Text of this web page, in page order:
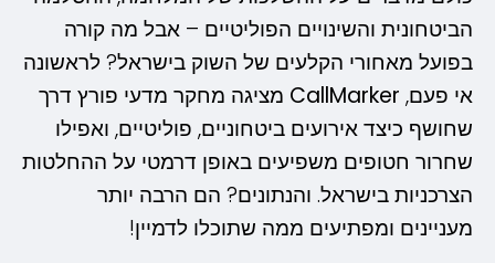
font_download סמן קישורים
לאפס את כל האפשרויות
cached
הביטחונית והשינויים הפוליטיים – אבל מה קורה
בפועל מאחורי הקלעים של השוק בישראל? לראשונה
אי פעם, CallMarker מציגה מחקר מדעי פורץ דרך
שחושף כיצד אירועים ביטחוניים, פוליטיים, ואפילו
שחרור חטופים משפיעים באופן דרמטי על ההחלטות
הצרכניות בישראל. והנתונים? הם הרבה יותר
מעניינים ומפתיעים ממה שתוכלו לדמיין!